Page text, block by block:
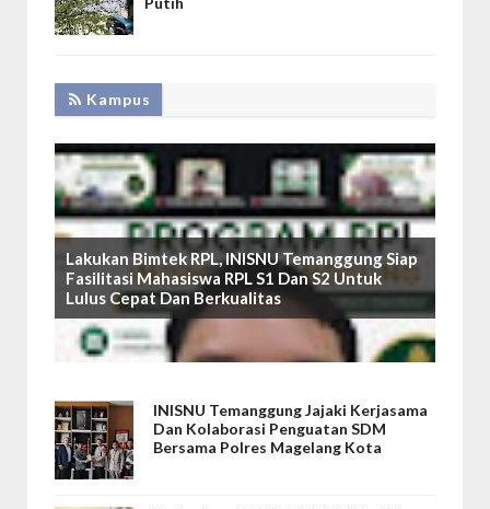
Kampus
Lakukan Bimtek RPL, INISNU Temanggung Siap
Fasilitasi Mahasiswa RPL S1 Dan S2 Untuk
Lulus Cepat Dan Berkualitas
INISNU Temanggung Jajaki Kerjasama
Dan Kolaborasi Penguatan SDM
Bersama Polres Magelang Kota